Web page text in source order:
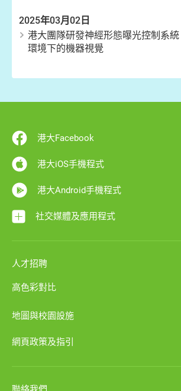
2025年03月02日
港大團隊研發神經形態曝光控制系
環境下的機器視覺
港大Facebook
港大iOS手機程式
港大Android手機程式
社交媒體及應用程式
人才招聘
高色彩對比
地圖與校園設施
網頁政策及指引